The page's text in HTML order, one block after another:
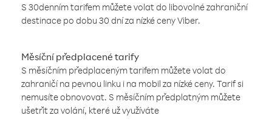
S 30denním tarifem můžete volat do libovolné zahraniční
destinace po dobu 30 dní za nízké ceny Viber.
Měsíční předplacené tarify
S měsíčním předplaceným tarifem můžete volat do
zahraničí na pevnou linku i na mobil za nízké ceny. Tarif si
nemusíte obnovovat. S měsíčním předplatným můžete
ušetřit za volání, které už využíváte